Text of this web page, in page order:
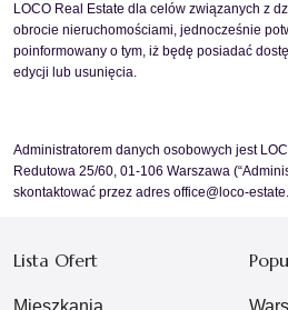
LOCO Real Estate dla celów związanych z
obrocie nieruchomościami, jednocześnie
poinformowany o tym, iż będę posiadać
edycji lub usunięcia.
Administratorem danych osobowych jest
Redutowa 25/60, 01-106 Warszawa
skontaktować przez adres office@loco-
Lista Ofert
Mieszkania